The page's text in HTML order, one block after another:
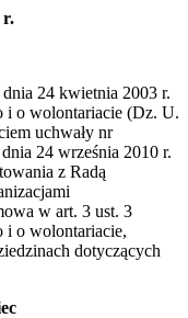
r.
24 kwietnia 2003 r.
i o wolontariacie (Dz. U.
uchwały nr
24 września 2010 r.
z Radą
w art. 3 ust. 3
i o wolontariacie,
dotyczących